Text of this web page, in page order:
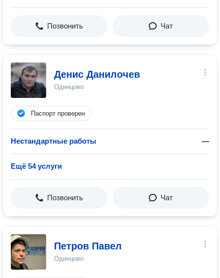
Позвонить Чат
Денис Данилочев
Одинцово
Паспорт проверен
Нестандартные работы —
Ещё 54 услуги
Позвонить Чат
Петров Павел
Одинцово